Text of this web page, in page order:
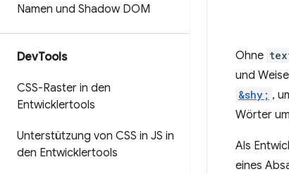
Namen und Shadow DOM
DevTools
CSS-Raster in den
Entwicklertools
Unterstützung von CSS in JS in
den Entwicklertools
Ohne
und
&shy; ,
Wörter
Als
eines